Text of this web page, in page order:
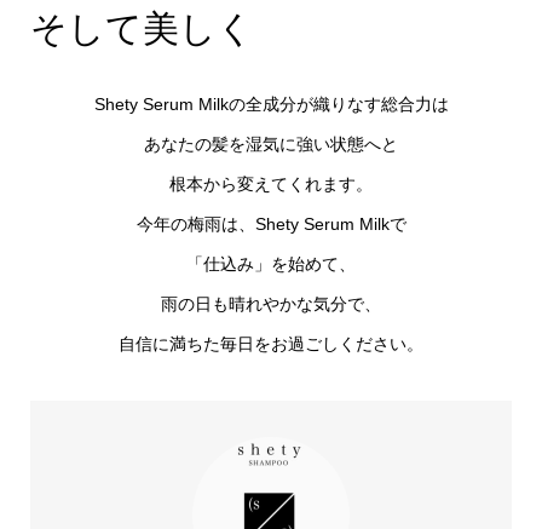
そして美しく
Shety Serum Milkの全成分が織りなす総合力は
あなたの髪を湿気に強い状態へと
根本から変えてくれます。
今年の梅雨は、Shety Serum Milkで
「仕込み」を始めて、
雨の日も晴れやかな気分で、
自信に満ちた毎日をお過ごしください。